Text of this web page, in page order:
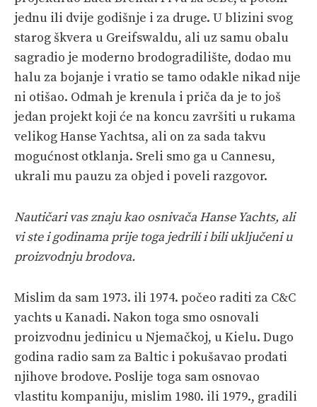
jednu ili dvije godišnje i za druge. U blizini svog
starog škvera u Greifswaldu, ali uz samu obalu
sagradio je moderno brodogradilište, dodao mu
halu za bojanje i vratio se tamo odakle nikad nije
ni otišao. Odmah je krenula i priča da je to još
jedan projekt koji će na koncu završiti u rukama
velikog Hanse Yachtsa, ali on za sada takvu
mogućnost otklanja. Sreli smo ga u Cannesu,
ukrali mu pauzu za objed i poveli razgovor.
Nautičari vas znaju kao osnivača Hanse Yachts, ali
vi ste i godinama prije toga jedrili i bili uključeni u
proizvodnju brodova.
Mislim da sam 1973. ili 1974. počeo raditi za C&C
yachts u Kanadi. Nakon toga smo osnovali
proizvodnu jedinicu u Njemačkoj, u Kielu. Dugo
godina radio sam za Baltic i pokušavao prodati
njihove brodove. Poslije toga sam osnovao
vlastitu kompaniju, mislim 1980. ili 1979., gradili